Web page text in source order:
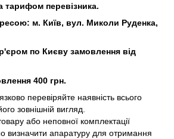
перевізника.
м. Київ, вул. Миколи Руденка,
по Києву замовлення від
400 грн.
перевіряйте наявність всього
зовнішній вигляд.
або неповної комплектації
визначити апаратуру для отримання